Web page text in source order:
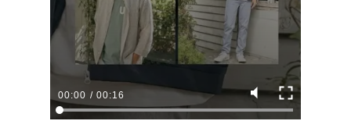
00:00 / 00:16